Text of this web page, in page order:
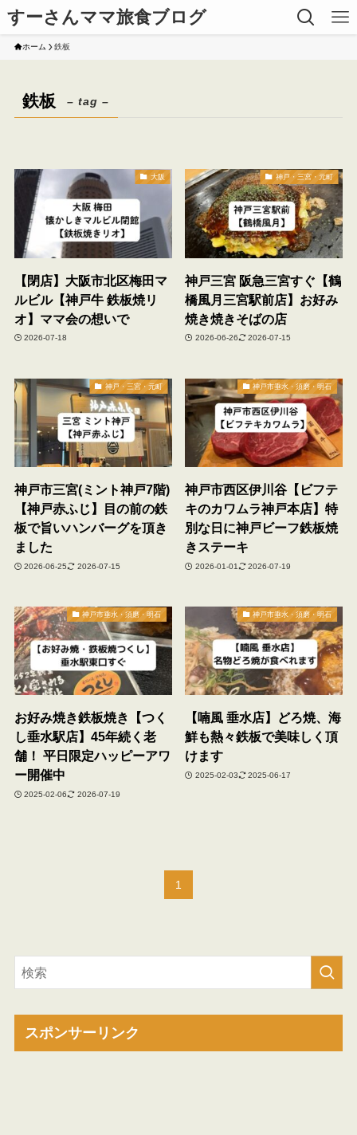
すーさんママ旅食ブログ
ホーム 鉄板
鉄板 – tag –
大阪
【閉店】大阪市北区梅田マ
ルビル【神戸牛 鉄板焼リ
オ】ママ会の想いで
2026-07-18
神戸・三宮・元町
神戸三宮 阪急三宮すぐ【鶴
橋風月三宮駅前店】お好み
焼き焼きそばの店
2026-06-26 2026-07-15
神戸・三宮・元町
神戸市三宮(ミント神戸7階)
【神戸赤ふじ】目の前の鉄
板で旨いハンバーグを頂き
ました
2026-06-25 2026-07-15
神戸市垂水・須磨・明石
神戸市西区伊川谷【ビフテ
キのカワムラ神戸本店】特
別な日に神戸ビーフ鉄板焼
きステーキ
2026-01-01 2026-07-19
神戸市垂水・須磨・明石
お好み焼き鉄板焼き【つく
し垂水駅店】45年続く老
舗！ 平日限定ハッピーアワ
ー開催中
2025-02-06 2026-07-19
神戸市垂水・須磨・明石
【喃風 垂水店】どろ焼、海
鮮も熱々鉄板で美味しく頂
けます
2025-02-03 2025-06-17
1
スポンサーリンク